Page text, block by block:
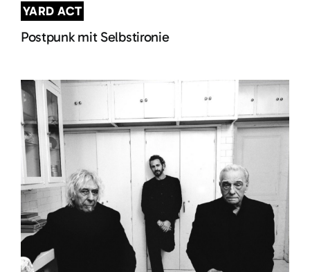
YARD ACT
Postpunk mit Selbstironie